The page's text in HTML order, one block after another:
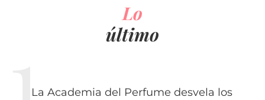
Lo
último
La Academia del Perfume desvela los